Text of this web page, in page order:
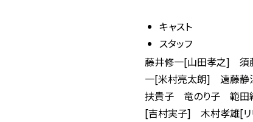
キャスト
スタッフ
藤井修一[山田孝之]
一[米村亮太朗] 遠藤
扶貴子 竜のり子 範
[吉村実子] 木村孝雄[リ